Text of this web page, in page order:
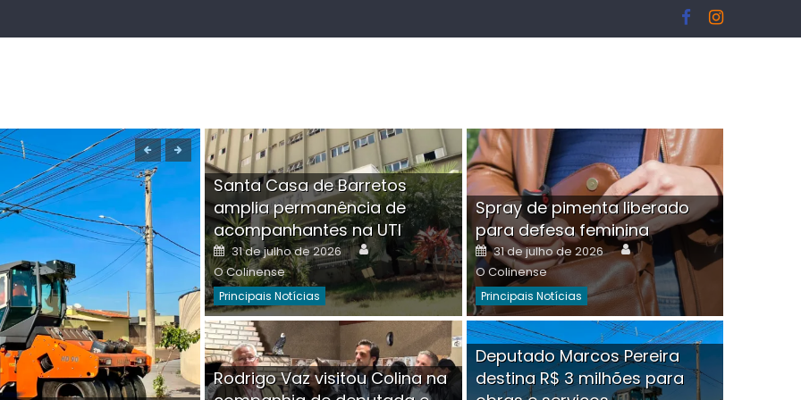
Boutique na Av. Ângelo Martins Tristão é
invadida por criminoso mascarado
Santa Casa de Barretos
amplia permanência de
acompanhantes na UTI
Posted
on
31 de julho de 2026 Author
O Colinense
Principais Notícias
Spray de pimenta liberado
para defesa feminina
Posted
on
31 de julho de 2026 Author
O Colinense
Principais Notícias
Rodrigo Vaz visitou Colina na
Deputado Marcos Pereira
destina R$ 3 milhões para